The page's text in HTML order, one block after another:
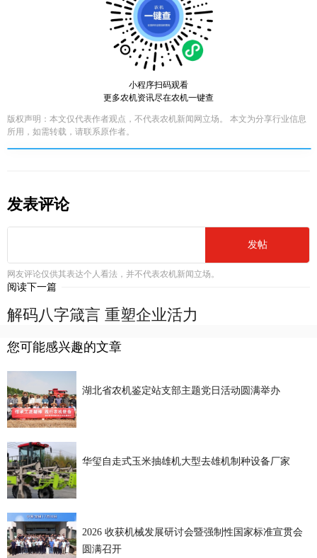
小程序扫码观看
更多农机资讯尽在农机一键查
版权声明：本文仅代表作者观点，不代表农机新闻网立场。 本文为分享行业信息
所用，如需转载，请联系原作者。
发表评论
发帖
网友评论仅供其表达个人看法，并不代表农机新闻立场。
阅读下一篇
解码八字箴言 重塑企业活力
您可能感兴趣的文章
湖北省农机鉴定站支部主题党日活动圆满举办
华玺自走式玉米抽雄机大型去雄机制种设备厂家
2026 收获机械发展研讨会暨强制性国家标准宣贯会
圆满召开